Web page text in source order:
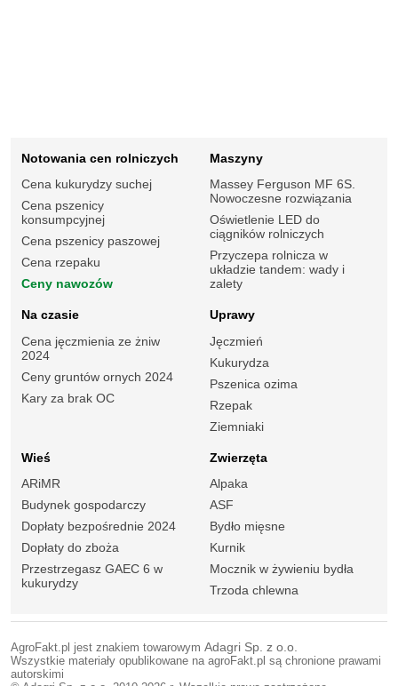
Notowania cen rolniczych
Cena kukurydzy suchej
Cena pszenicy
konsumpcyjnej
Cena pszenicy paszowej
Cena rzepaku
Ceny nawozów
Maszyny
Massey Ferguson MF 6S.
Nowoczesne rozwiązania
Oświetlenie LED do
ciągników rolniczych
Przyczepa rolnicza w
układzie tandem: wady i
zalety
Na czasie
Cena jęczmienia ze żniw
2024
Ceny gruntów ornych 2024
Kary za brak OC
Uprawy
Jęczmień
Kukurydza
Pszenica ozima
Rzepak
Ziemniaki
Wieś
ARiMR
Budynek gospodarczy
Dopłaty bezpośrednie 2024
Dopłaty do zboża
Przestrzegasz GAEC 6 w
kukurydzy
Zwierzęta
Alpaka
ASF
Bydło mięsne
Kurnik
Mocznik w żywieniu bydła
Trzoda chlewna
AgroFakt.pl jest znakiem towarowym Adagri Sp. z o.o.
Wszystkie materiały opublikowane na agroFakt.pl są chronione prawami
autorskimi